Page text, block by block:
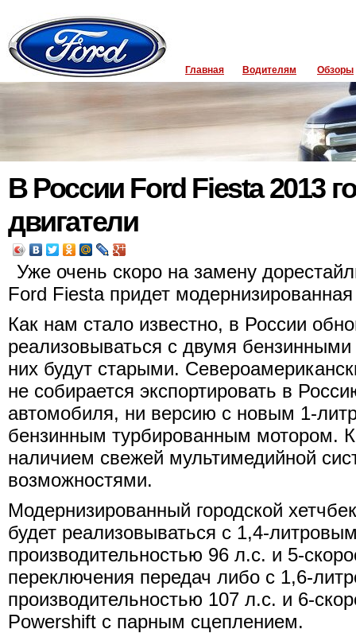
Главная Водителям Обзоры
В России Ford Fiesta 2013
двигатели
Уже очень скоро на замену
Ford Fiesta придет
Как нам стало известно, в России
реализовываться с двумя бензинными
них будут старыми.
не собирается экспортировать в
автомобиля, ни версию с новым 1-
бензинным турбированным мотором.
наличием свежей мультимедийной
возможностями.
Модернизированный городской
будет реализовываться с 1,4-
производительностью 96 л.с. и 5-
переключения передач либо с 1,6-
производительностью 107 л.с. и 6-
Powershift с парным сцеплением.